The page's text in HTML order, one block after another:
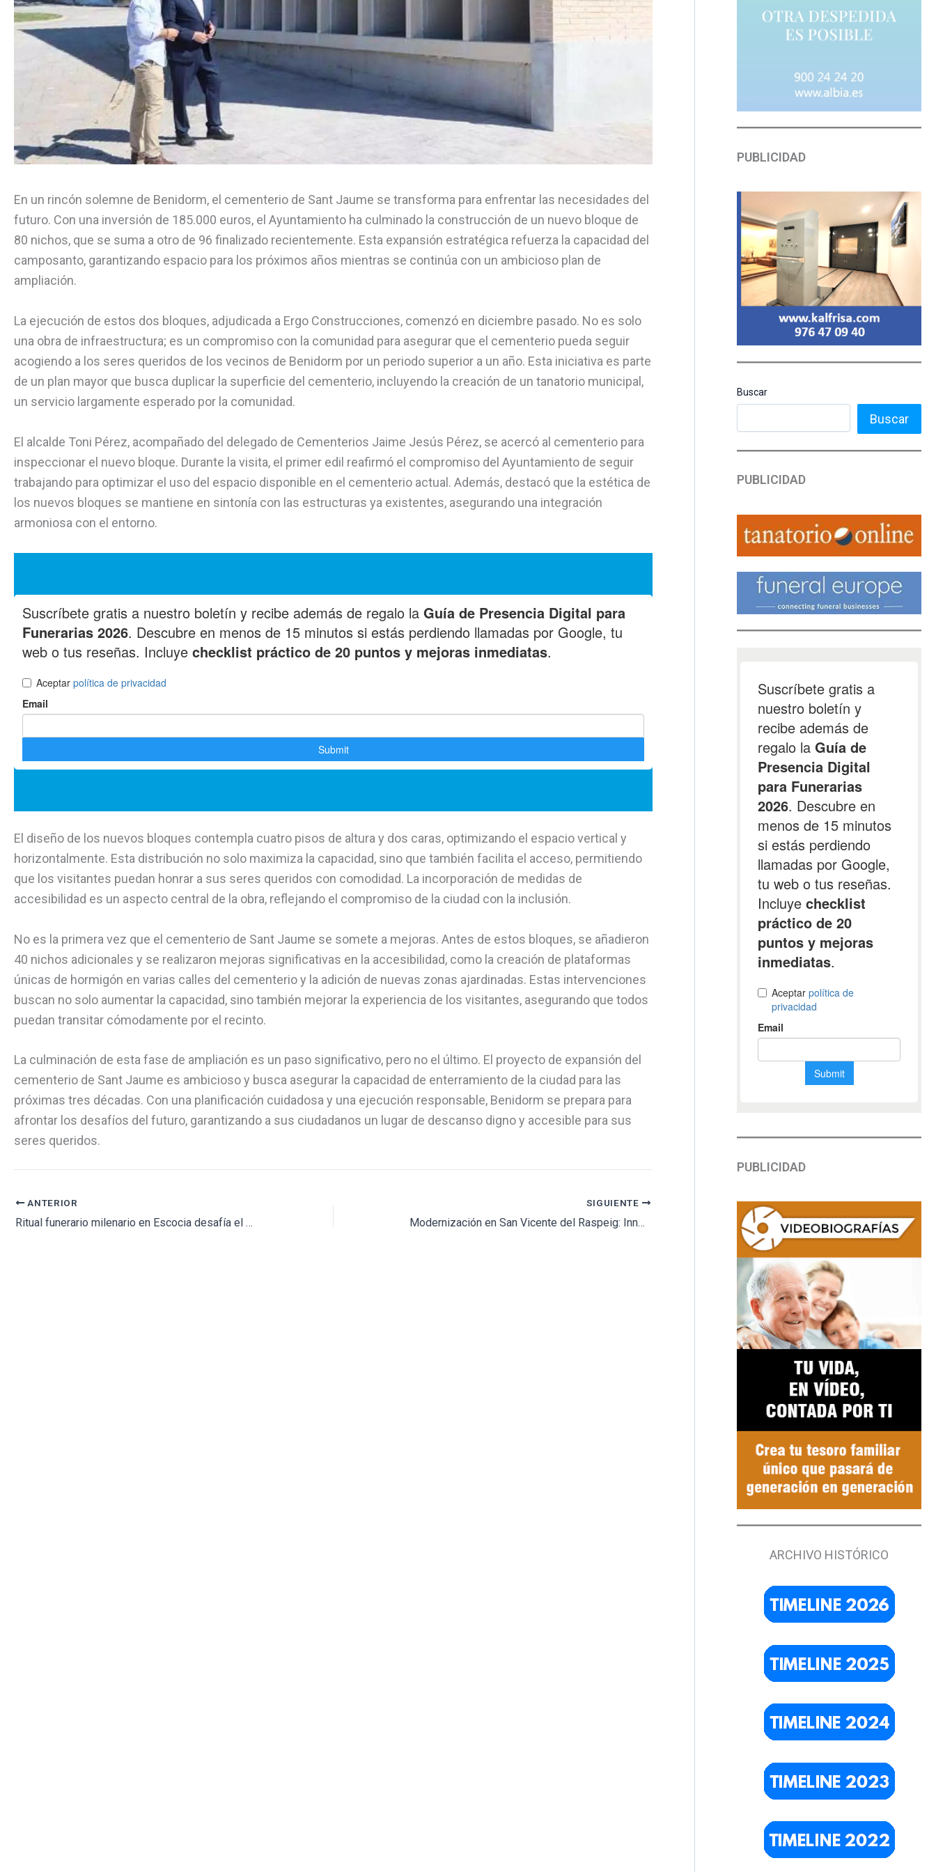
En un rincón solemne de Benidorm, el cementerio de Sant Jaume se transforma para enfrentar las necesidades del
futuro. Con una inversión de 185.000 euros, el Ayuntamiento ha culminado la construcción de un nuevo bloque de
80 nichos, que se suma a otro de 96 finalizado recientemente. Esta expansión estratégica refuerza la capacidad del
camposanto, garantizando espacio para los próximos años mientras se continúa con un ambicioso plan de
ampliación.
La ejecución de estos dos bloques, adjudicada a Ergo Construcciones, comenzó en diciembre pasado. No es solo
una obra de infraestructura; es un compromiso con la comunidad para asegurar que el cementerio pueda seguir
acogiendo a los seres queridos de los vecinos de Benidorm por un periodo superior a un año. Esta iniciativa es parte
de un plan mayor que busca duplicar la superficie del cementerio, incluyendo la creación de un tanatorio municipal,
un servicio largamente esperado por la comunidad.
El alcalde Toni Pérez, acompañado del delegado de Cementerios Jaime Jesús Pérez, se acercó al cementerio para
inspeccionar el nuevo bloque. Durante la visita, el primer edil reafirmó el compromiso del Ayuntamiento de seguir
trabajando para optimizar el uso del espacio disponible en el cementerio actual. Además, destacó que la estética de
los nuevos bloques se mantiene en sintonía con las estructuras ya existentes, asegurando una integración
armoniosa con el entorno.
El diseño de los nuevos bloques contempla cuatro pisos de altura y dos caras, optimizando el espacio vertical y
horizontalmente. Esta distribución no solo maximiza la capacidad, sino que también facilita el acceso, permitiendo
que los visitantes puedan honrar a sus seres queridos con comodidad. La incorporación de medidas de
accesibilidad es un aspecto central de la obra, reflejando el compromiso de la ciudad con la inclusión.
No es la primera vez que el cementerio de Sant Jaume se somete a mejoras. Antes de estos bloques, se añadieron
40 nichos adicionales y se realizaron mejoras significativas en la accesibilidad, como la creación de plataformas
únicas de hormigón en varias calles del cementerio y la adición de nuevas zonas ajardinadas. Estas intervenciones
buscan no solo aumentar la capacidad, sino también mejorar la experiencia de los visitantes, asegurando que todos
puedan transitar cómodamente por el recinto.
La culminación de esta fase de ampliación es un paso significativo, pero no el último. El proyecto de expansión del
cementerio de Sant Jaume es ambicioso y busca asegurar la capacidad de enterramiento de la ciudad para las
próximas tres décadas. Con una planificación cuidadosa y una ejecución responsable, Benidorm se prepara para
afrontar los desafíos del futuro, garantizando a sus ciudadanos un lugar de descanso digno y accesible para sus
seres queridos.
ANTERIOR
Ritual funerario milenario en Escocia desafía el entendimiento arqueológico
SIGUIENTE
Modernización en San Vicente del Raspeig: Innovación en el cementerio municipal
PUBLICIDAD
Buscar
Buscar
PUBLICIDAD
PUBLICIDAD
ARCHIVO HISTÓRICO